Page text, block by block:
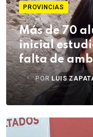
PROVINCIAS
Más de 70
inicial
falta de
POR LUIS